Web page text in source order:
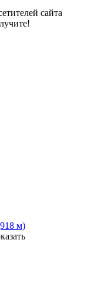
сайта
м)